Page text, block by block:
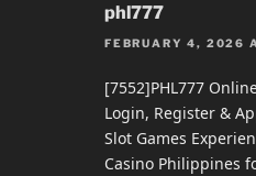
phl777
FEBRUARY 4, 2026
[7552]PHL777
Login, Register &
Slot Games
Casino Philippines